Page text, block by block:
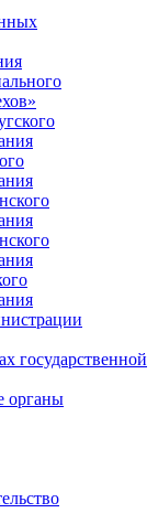
государственной
органы